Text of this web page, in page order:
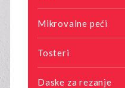
Mikrovalne peći
Tosteri
Daske za rezanje